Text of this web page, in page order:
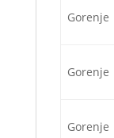
Gorenje
Gorenje
Gorenje